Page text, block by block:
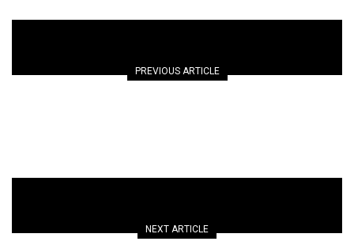
PREVIOUS ARTICLE
NEXT ARTICLE